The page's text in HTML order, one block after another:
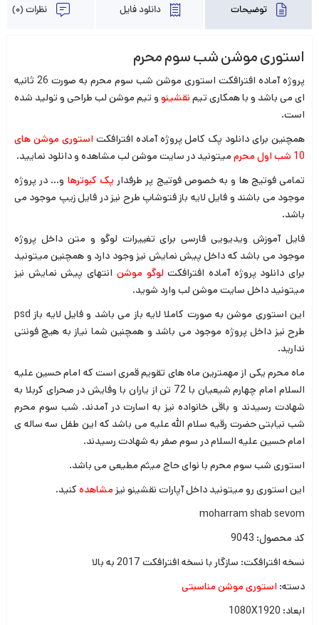
توضیحات دانلود فایل نظرات (0)
استوری موشن شب سوم محرم
پروژه آماده افترافکت استوری موشن شب سوم محرم به صورت 26 ثانیه
ای می باشد و با همکاری تیم نقشینو و تیم موشن لب طراحی و تولید شده
است.
همچنین برای دانلود پک کامل پروژه آماده افترافکت استوری موشن های
10 شب اول محرم
میتونید در سایت موشن لب مشاهده و دانلود نمایید.
تمامی فوتیج ها و به خصوص فوتیج پر طرفدار پک کبوترها و… در پروژه
موجود می باشند و فایل لایه باز فتوشاپ طرح نیز در فایل زیپ موجود می
باشد.
فایل آموزش ویدیویی فارسی برای تغییرات لوگو و متن داخل پروژه
موجود می باشد که داخل پیش نمایش نیز وجود دارد و همچنین میتونید
برای دانلود پروژه آماده افترافکت لوگو موشن انتهای پیش نمایش نیز
میتونید داخل سایت موشن لب وارد شوید.
این استوری موشن به صورت کاملا لایه باز می باشد و فایل لایه باز psd
طرح نیز داخل پروژه موجود می باشد و همچنین شما نیاز به هیچ فونتی
ندارید.
ماه محرم یکی از مهمترین ماه های تقویم قمری است که امام حسین علیه
السلام امام چهارم شیعیان با 72 تن از یاران با وفایش در صحرای کربلا به
شهادت رسیدند و باقی خانواده نیز به اسارت در آمدند. شب سوم محرم
شب نیابتی حضرت رقیه سلام الله علیه می باشد که این طفل سه ساله ی
امام حسین علیه السلام در سوم صفر به شهادت رسیدند.
استوری شب سوم محرم با نوای حاج میثم مطیعی می باشد.
این استوری رو میتونید داخل آپارات نقشینو نیز مشاهده کنید.
moharram shab sevom
کد محصول: 9043
نسخه افترافکت: سازگار با نسخه افترافکت 2017 به بالا
دسته: استوری موشن مناسبتی
ابعاد: 1080X1920